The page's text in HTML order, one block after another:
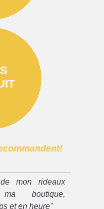
de mon rideaux
boutique,
et en heure"